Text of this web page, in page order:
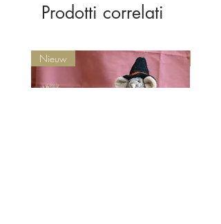
Prodotti correlati
Nieuw